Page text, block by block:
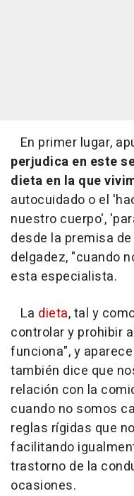
En primer lugar,
perjudica en este
dieta en la que
autocuidado o el
nuestro cuerpo',
desde la premisa
delgadez, "cuando
esta especialista.
La dieta, tal y
controlar y prohibir
funciona", y
también dice que
relación con la
cuando no somos
reglas rígidas que
facilitando
trastorno de la
ocasiones.